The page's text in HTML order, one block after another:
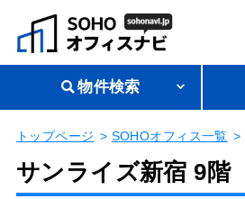
物件検索
トップページ SOHOオフィス一覧
サンライズ新宿 9階